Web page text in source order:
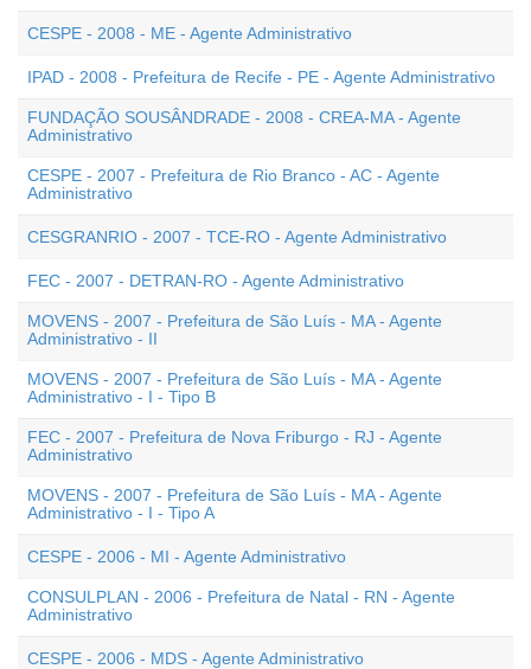
CESPE - 2008 - ME - Agente Administrativo
IPAD - 2008 - Prefeitura de Recife - PE - Agente Administrativo
FUNDAÇÃO SOUSÂNDRADE - 2008 - CREA-MA - Agente
Administrativo
CESPE - 2007 - Prefeitura de Rio Branco - AC - Agente
Administrativo
CESGRANRIO - 2007 - TCE-RO - Agente Administrativo
FEC - 2007 - DETRAN-RO - Agente Administrativo
MOVENS - 2007 - Prefeitura de São Luís - MA - Agente
Administrativo - II
MOVENS - 2007 - Prefeitura de São Luís - MA - Agente
Administrativo - I - Tipo B
FEC - 2007 - Prefeitura de Nova Friburgo - RJ - Agente
Administrativo
MOVENS - 2007 - Prefeitura de São Luís - MA - Agente
Administrativo - I - Tipo A
CESPE - 2006 - MI - Agente Administrativo
CONSULPLAN - 2006 - Prefeitura de Natal - RN - Agente
Administrativo
CESPE - 2006 - MDS - Agente Administrativo